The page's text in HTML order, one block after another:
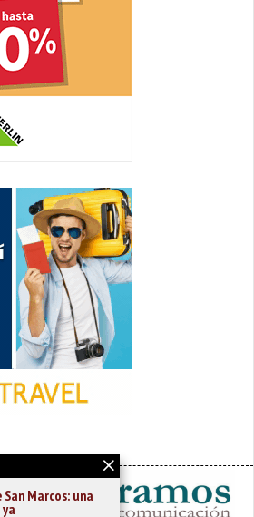
San Marcos: una